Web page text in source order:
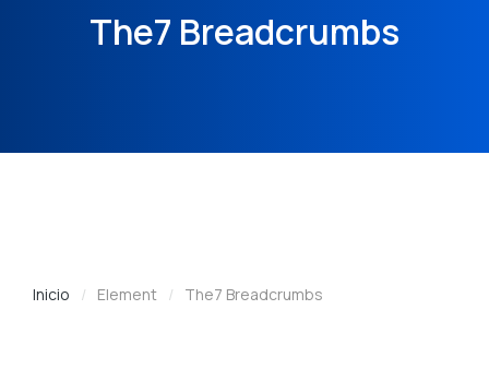
The7 Breadcrumbs
Estás aquí:
Inicio Element The7 Breadcrumbs